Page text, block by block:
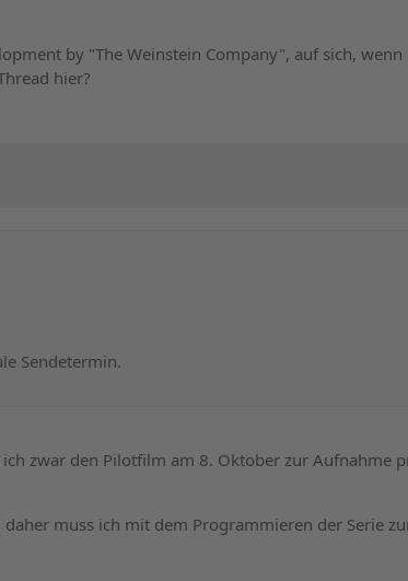
by "The Weinstein Company", auf sich,
hier?
Sendetermin.
zwar den Pilotfilm am 8. Oktober zur
muss ich mit dem Programmieren der Serie